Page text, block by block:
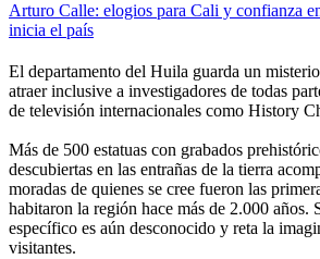
Arturo Calle: elogios para Cali y confianza
inicia el país
El departamento del Huila guarda un
atraer inclusive a investigadores de todas
de televisión internacionales como History
Más de 500 estatuas con grabados
descubiertas en las entrañas de la tierra
moradas de quienes se cree fueron las
habitaron la región hace más de 2.000 años.
específico es aún desconocido y reta la
visitantes.